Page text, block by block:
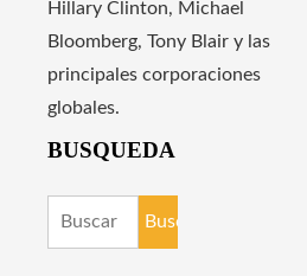
Hillary Clinton, Michael
Bloomberg, Tony Blair y las
principales corporaciones
globales.
BUSQUEDA
Buscar: